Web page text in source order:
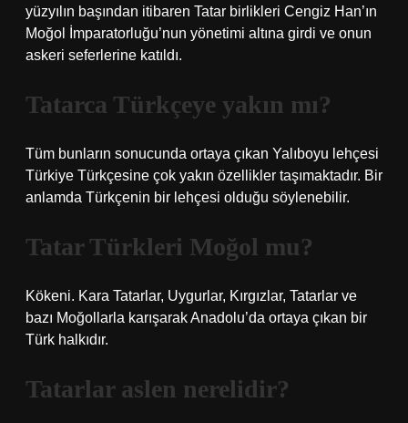
yüzyılın başından itibaren Tatar birlikleri Cengiz Han’ın
Moğol İmparatorluğu’nun yönetimi altına girdi ve onun
askeri seferlerine katıldı.
Tatarca Türkçeye yakın mı?
Tüm bunların sonucunda ortaya çıkan Yalıboyu lehçesi
Türkiye Türkçesine çok yakın özellikler taşımaktadır. Bir
anlamda Türkçenin bir lehçesi olduğu söylenebilir.
Tatar Türkleri Moğol mu?
Kökeni. Kara Tatarlar, Uygurlar, Kırgızlar, Tatarlar ve
bazı Moğollarla karışarak Anadolu’da ortaya çıkan bir
Türk halkıdır.
Tatarlar aslen nerelidir?